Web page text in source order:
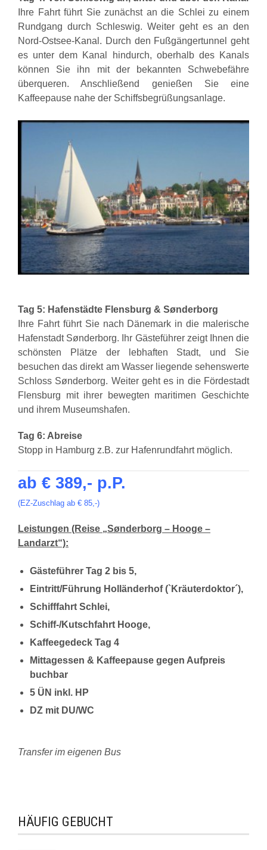
Ihre Fahrt führt Sie zunächst an die Schlei zu einem
Rundgang durch Schleswig. Weiter geht es an den
Nord-Ostsee-Kanal. Durch den Fußgängertunnel geht
es unter dem Kanal hindurch, oberhalb des Kanals
können Sie ihn mit der bekannten Schwebefähre
überqueren. Anschließend genießen Sie eine
Kaffeepause nahe der Schiffsbegrüßungsanlage.
Tag 5: Hafenstädte Flensburg & Sønderborg
Ihre Fahrt führt Sie nach Dänemark in die malerische
Hafenstadt Sønderborg. Ihr Gästeführer zeigt Ihnen die
schönsten Plätze der lebhaften Stadt, und Sie
besuchen das direkt am Wasser liegende sehenswerte
Schloss Sønderborg. Weiter geht es in die Fördestadt
Flensburg mit ihrer bewegten maritimen Geschichte
und ihrem Museumshafen.
Tag 6: Abreise
Stopp in Hamburg z.B. zur Hafenrundfahrt möglich.
ab € 389,- p.P.
(EZ-Zuschlag ab € 85,-)
Leistungen (Reise „Sønderborg – Hooge –
Landarzt“):
Gästeführer Tag 2 bis 5,
Eintritt/Führung Holländerhof (`Kräuterdoktor´),
Schifffahrt Schlei,
Schiff-/Kutschfahrt Hooge,
Kaffeegedeck Tag 4
Mittagessen & Kaffeepause gegen Aufpreis
buchbar
5 ÜN inkl. HP
DZ mit DU/WC
Transfer im eigenen Bus
HÄUFIG GEBUCHT